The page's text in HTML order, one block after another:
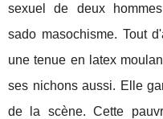
sexuel de deux
sado masochisme. Tout
une tenue en latex
ses nichons aussi. Elle
de la scène. Cette